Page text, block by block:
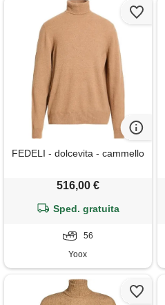
FEDELI - dolcevita - cammello
516,00 €
Sped. gratuita
56
Yoox